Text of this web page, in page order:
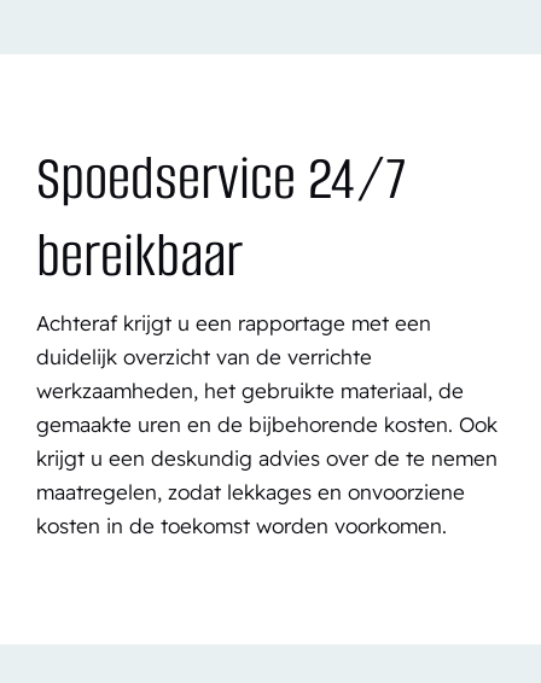
Spoedservice 24/7
bereikbaar
Achteraf krijgt u een rapportage met een
duidelijk overzicht van de verrichte
werkzaamheden, het gebruikte materiaal, de
gemaakte uren en de bijbehorende kosten. Ook
krijgt u een deskundig advies over de te nemen
maatregelen, zodat lekkages en onvoorziene
kosten in de toekomst worden voorkomen.